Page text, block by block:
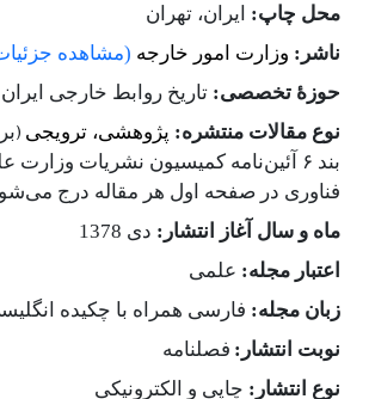
محل چاپ: ایران، تهران
ناشر: وزارت امور خارجه (مشاهده
حوزۀ تخصصی: تاریخ روابط خارجی ایران
نوع مقالات منتشره: پژوهشی، ترویجی )
بند ۶ آئین‌نامه کمیسیون نشریات
فناوری در صفحه اول هر مقاله درج
ماه و سال آغاز انتشار: دی 1378
اعتبار مجله: علمی‌
زبان مجله: فارسی همراه با چکیده
نوبت انتشار: فصلنامه
نوع انتشار: چاپی و الکترونیکی